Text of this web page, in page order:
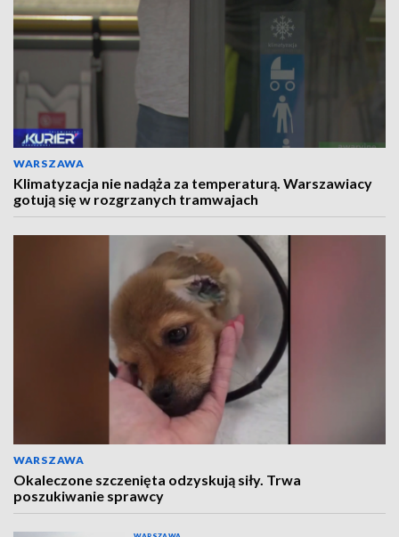
WARSZAWA
Klimatyzacja nie nadąża za temperaturą. Warszawiacy
gotują się w rozgrzanych tramwajach
WARSZAWA
Okaleczone szczenięta odzyskują siły. Trwa
poszukiwanie sprawcy